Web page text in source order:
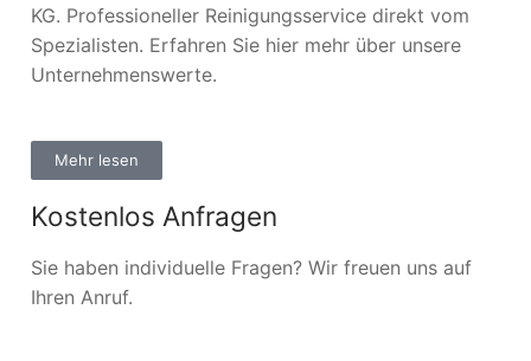
KG. Professioneller Reinigungsservice direkt vom
Spezialisten. Erfahren Sie hier mehr über unsere
Unternehmenswerte.
Mehr lesen
Kostenlos Anfragen
Sie haben individuelle Fragen? Wir freuen uns auf
Ihren Anruf.